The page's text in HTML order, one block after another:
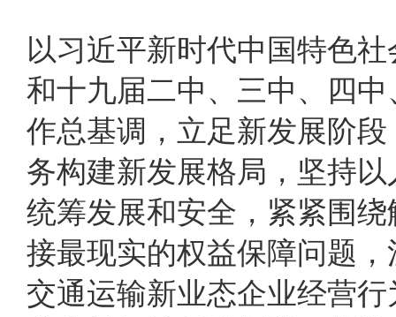
以习近平新时代中国特色
和十九届二中、三中、四
作总基调，立足新发展阶
务构建新发展格局，坚持
统筹发展和安全，紧紧围
接最现实的权益保障问题
交通运输新业态企业经营